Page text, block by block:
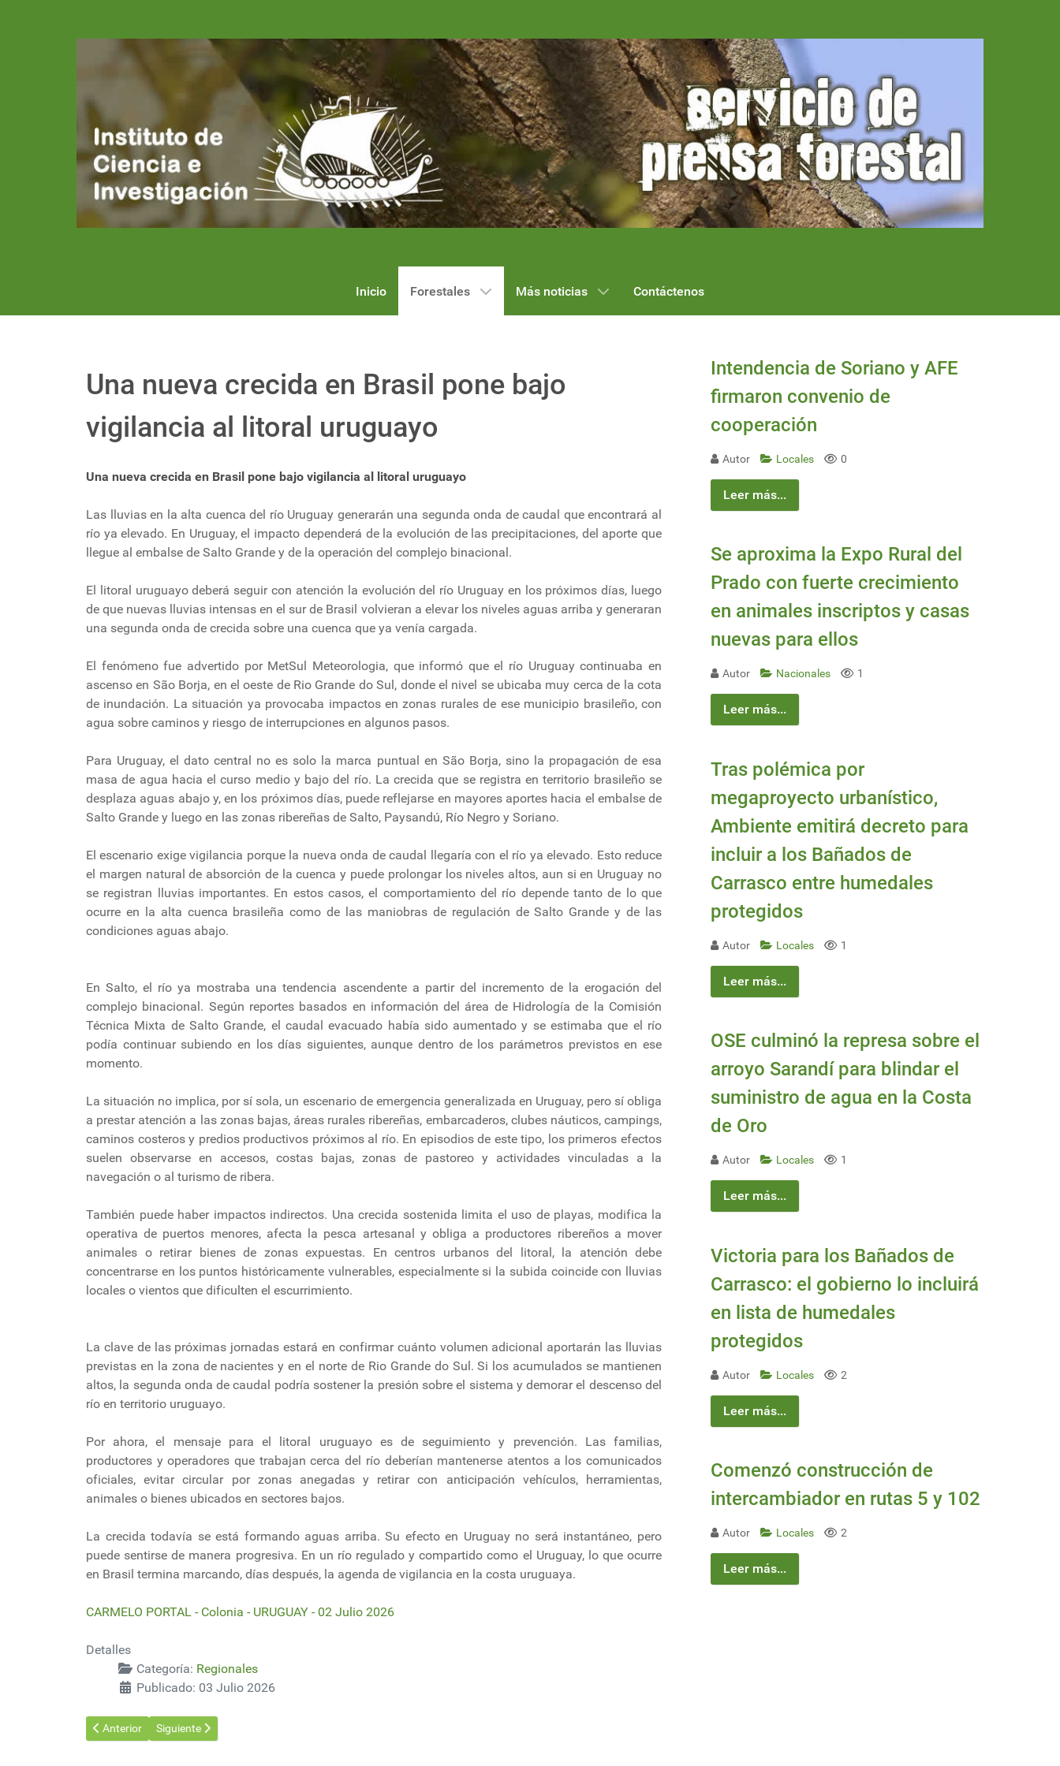
Inicio Forestales Más noticias Contáctenos
Una nueva crecida en Brasil pone bajo
vigilancia al litoral uruguayo
Una nueva crecida en Brasil pone bajo vigilancia al litoral uruguayo
Las lluvias en la alta cuenca del río Uruguay generarán una segunda onda de caudal que encontrará al
río ya elevado. En Uruguay, el impacto dependerá de la evolución de las precipitaciones, del aporte que
llegue al embalse de Salto Grande y de la operación del complejo binacional.
El litoral uruguayo deberá seguir con atención la evolución del río Uruguay en los próximos días, luego
de que nuevas lluvias intensas en el sur de Brasil volvieran a elevar los niveles aguas arriba y generaran
una segunda onda de crecida sobre una cuenca que ya venía cargada.
El fenómeno fue advertido por MetSul Meteorologia, que informó que el río Uruguay continuaba en
ascenso en São Borja, en el oeste de Rio Grande do Sul, donde el nivel se ubicaba muy cerca de la cota
de inundación. La situación ya provocaba impactos en zonas rurales de ese municipio brasileño, con
agua sobre caminos y riesgo de interrupciones en algunos pasos.
Para Uruguay, el dato central no es solo la marca puntual en São Borja, sino la propagación de esa
masa de agua hacia el curso medio y bajo del río. La crecida que se registra en territorio brasileño se
desplaza aguas abajo y, en los próximos días, puede reflejarse en mayores aportes hacia el embalse de
Salto Grande y luego en las zonas ribereñas de Salto, Paysandú, Río Negro y Soriano.
El escenario exige vigilancia porque la nueva onda de caudal llegaría con el río ya elevado. Esto reduce
el margen natural de absorción de la cuenca y puede prolongar los niveles altos, aun si en Uruguay no
se registran lluvias importantes. En estos casos, el comportamiento del río depende tanto de lo que
ocurre en la alta cuenca brasileña como de las maniobras de regulación de Salto Grande y de las
condiciones aguas abajo.
En Salto, el río ya mostraba una tendencia ascendente a partir del incremento de la erogación del
complejo binacional. Según reportes basados en información del área de Hidrología de la Comisión
Técnica Mixta de Salto Grande, el caudal evacuado había sido aumentado y se estimaba que el río
podía continuar subiendo en los días siguientes, aunque dentro de los parámetros previstos en ese
momento.
La situación no implica, por sí sola, un escenario de emergencia generalizada en Uruguay, pero sí obliga
a prestar atención a las zonas bajas, áreas rurales ribereñas, embarcaderos, clubes náuticos, campings,
caminos costeros y predios productivos próximos al río. En episodios de este tipo, los primeros efectos
suelen observarse en accesos, costas bajas, zonas de pastoreo y actividades vinculadas a la
navegación o al turismo de ribera.
También puede haber impactos indirectos. Una crecida sostenida limita el uso de playas, modifica la
operativa de puertos menores, afecta la pesca artesanal y obliga a productores ribereños a mover
animales o retirar bienes de zonas expuestas. En centros urbanos del litoral, la atención debe
concentrarse en los puntos históricamente vulnerables, especialmente si la subida coincide con lluvias
locales o vientos que dificulten el escurrimiento.
La clave de las próximas jornadas estará en confirmar cuánto volumen adicional aportarán las lluvias
previstas en la zona de nacientes y en el norte de Rio Grande do Sul. Si los acumulados se mantienen
altos, la segunda onda de caudal podría sostener la presión sobre el sistema y demorar el descenso del
río en territorio uruguayo.
Por ahora, el mensaje para el litoral uruguayo es de seguimiento y prevención. Las familias,
productores y operadores que trabajan cerca del río deberían mantenerse atentos a los comunicados
oficiales, evitar circular por zonas anegadas y retirar con anticipación vehículos, herramientas,
animales o bienes ubicados en sectores bajos.
La crecida todavía se está formando aguas arriba. Su efecto en Uruguay no será instantáneo, pero
puede sentirse de manera progresiva. En un río regulado y compartido como el Uruguay, lo que ocurre
en Brasil termina marcando, días después, la agenda de vigilancia en la costa uruguaya.
CARMELO PORTAL - Colonia - URUGUAY - 02 Julio 2026
Detalles
Categoría: Regionales
Publicado: 03 Julio 2026
Artículo anterior: Arrancó la construcción del puente más largo de América Latina que permitirá "ganar espacio" sobre el mar
Anterior Artículo siguiente: Paraguay: Paracel prevé el inicio de la producción de celulosa para 2030
Siguiente
Intendencia de Soriano y AFE
firmaron convenio de
cooperación
Autor Locales 0
Leer más...
Se aproxima la Expo Rural del
Prado con fuerte crecimiento
en animales inscriptos y casas
nuevas para ellos
Autor Nacionales 1
Leer más...
Tras polémica por
megaproyecto urbanístico,
Ambiente emitirá decreto para
incluir a los Bañados de
Carrasco entre humedales
protegidos
Autor Locales 1
Leer más...
OSE culminó la represa sobre el
arroyo Sarandí para blindar el
suministro de agua en la Costa
de Oro
Autor Locales 1
Leer más...
Victoria para los Bañados de
Carrasco: el gobierno lo incluirá
en lista de humedales
protegidos
Autor Locales 2
Leer más...
Comenzó construcción de
intercambiador en rutas 5 y 102
Autor Locales 2
Leer más...